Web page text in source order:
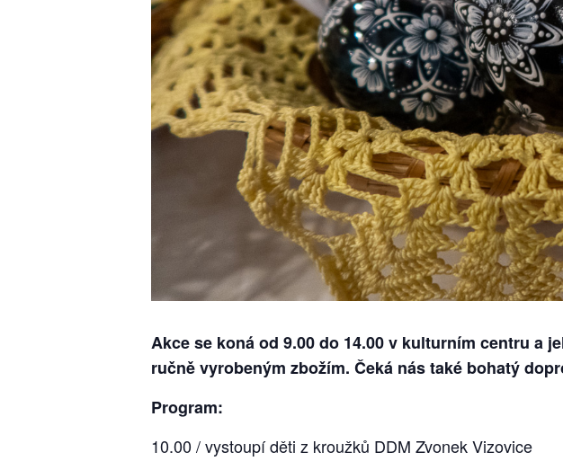
Akce se koná od 9.00 do 14.00 v kulturním centru a
ručně vyrobeným zbožím. Čeká nás také bohatý
Program:
10.00 / vystoupí děti z kroužků DDM Zvonek Vizovice